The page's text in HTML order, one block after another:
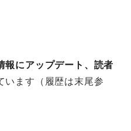
報にアップデート、読者
います（履歴は末尾参